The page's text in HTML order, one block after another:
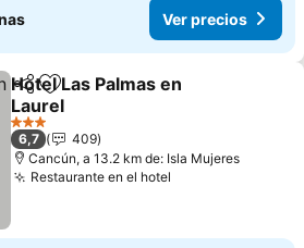
Ver precios
CompartirAgregar a favoritos
Hotel Las Palmas en
Laurel
Ver precios
3 Estrellas
6,7
409
Cancún, a 13.2 km de: Isla Mujeres
Restaurante en el hotel